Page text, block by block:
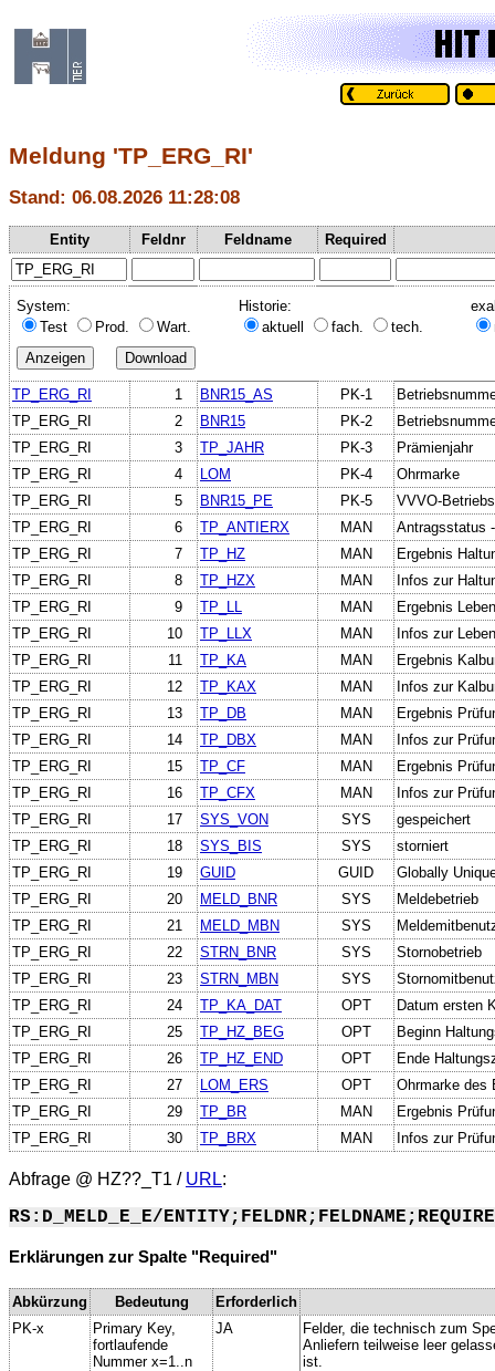
Meldung 'TP_ERG_RI'
Stand: 06.08.2026 11:28:08
Entity Feldnr Feldname Required
System:
Test
Prod. Wart.
Historie:
aktuell
fach. tech.
TP_ERG_RI 1 BNR15_AS PK-1
TP_ERG_RI
2 BNR15 PK-2
TP_ERG_RI
3 TP_JAHR PK-3
Prämienjahr
TP_ERG_RI
4 LOM PK-4
Ohrmarke
TP_ERG_RI
5 BNR15_PE PK-5
VVVO-
TP_ERG_RI
6 TP_ANTIERX MAN
Antragsstatus
TP_ERG_RI
7 TP_HZ MAN
Ergebnis
TP_ERG_RI
8 TP_HZX MAN
Infos zur
TP_ERG_RI
9 TP_LL MAN
Ergebnis
TP_ERG_RI
10 TP_LLX MAN
Infos zur
TP_ERG_RI
11 TP_KA MAN
Ergebnis
TP_ERG_RI
12 TP_KAX MAN
Infos zur
TP_ERG_RI
13 TP_DB MAN
Ergebnis
TP_ERG_RI
14 TP_DBX MAN
Infos zur
TP_ERG_RI
15 TP_CF MAN
Ergebnis
TP_ERG_RI
16 TP_CFX MAN
Infos zur
TP_ERG_RI
17 SYS_VON SYS
gespeichert
TP_ERG_RI
18 SYS_BIS SYS
storniert
TP_ERG_RI
19 GUID GUID
Globally
TP_ERG_RI
20 MELD_BNR SYS
Meldebetrieb
TP_ERG_RI
21 MELD_MBN SYS
TP_ERG_RI
22 STRN_BNR SYS
Stornobetrieb
TP_ERG_RI
23 STRN_MBN SYS
TP_ERG_RI
24 TP_KA_DAT OPT
Datum ersten
TP_ERG_RI
25 TP_HZ_BEG OPT
Beginn
TP_ERG_RI
26 TP_HZ_END OPT
Ende
TP_ERG_RI
27 LOM_ERS OPT
Ohrmarke des
TP_ERG_RI
29 TP_BR MAN
Ergebnis
TP_ERG_RI
30 TP_BRX MAN Infos zur
Abfrage @ HZ??_T1 / URL:
RS:D_MELD_E_E/
Erklärungen zur Spalte "Required"
Abkürzung Bedeutung
Erforderlich
PK-x
Primary Key,
fortlaufende
Nummer x=1..n
JA
Felder, die technisch zum
Anliefern teilweise leer
ist.